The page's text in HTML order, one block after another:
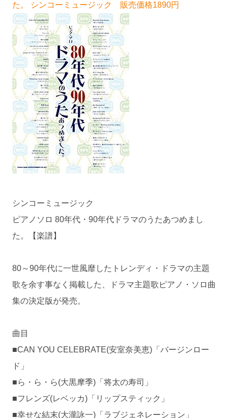
た。 シンコーミュージック 販売価格1890円
シンコーミュージック
ピアノソロ 80年代・90年代ドラマのうたあつめまし
た。【楽譜】
80～90年代に一世風靡したトレンディ・ドラマの主題
歌を余す事なく掲載した、ドラマ主題歌ピアノ・ソロ曲
集の決定版が発売。
曲目
■CAN YOU CELEBRATE(安室奈美恵)「バージンロー
ド」
■ら・ら・ら(大黒摩季)「将太の寿司」
■フレンズ(レベッカ)「リップスティック」
■幸せな結末(大瀧詠一)「ラブジェネレーション」